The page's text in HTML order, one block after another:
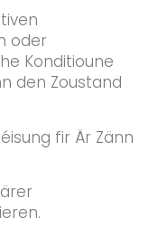
oder
Konditioune
den Zoustand
fir Är Zänn